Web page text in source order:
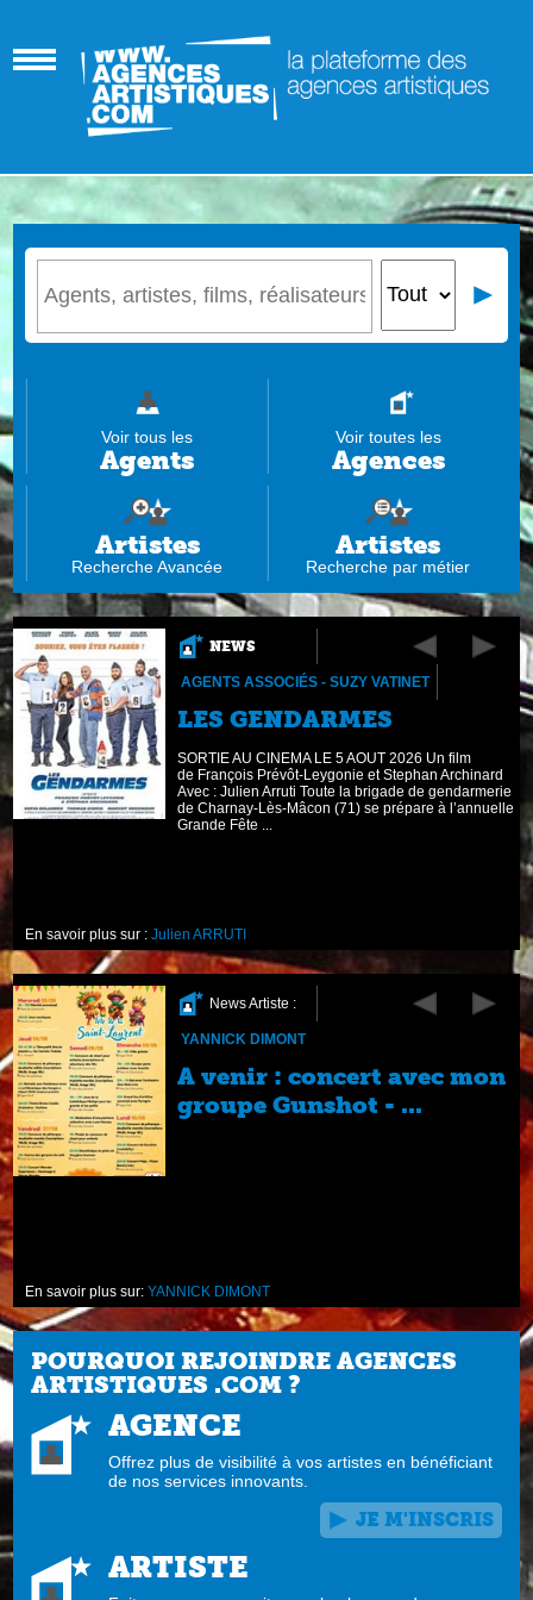
Voir tous les
Agents
Voir toutes les
Agences
Artistes
Recherche Avancée
Artistes
Recherche par métier
NEWS
AGENTS ASSOCIÉS - SUZY VATINET
LES GENDARMES
SORTIE AU CINEMA LE 5 AOUT 2026 Un film
de François Prévôt-Leygonie et Stephan Archinard
Avec : Julien Arruti Toute la brigade de gendarmerie
de Charnay-Lès-Mâcon (71) se prépare à l’annuelle
Grande Fête ...
En savoir plus sur :Julien ARRUTI
News Artiste :
YANNICK DIMONT
A venir : concert avec mon
groupe Gunshot - ...
En savoir plus sur:YANNICK DIMONT
POURQUOI REJOINDRE AGENCES
ARTISTIQUES .COM ?
AGENCE
Offrez plus de visibilité à vos artistes en bénéficiant
de nos services innovants.
JE M'INSCRIS
ARTISTE